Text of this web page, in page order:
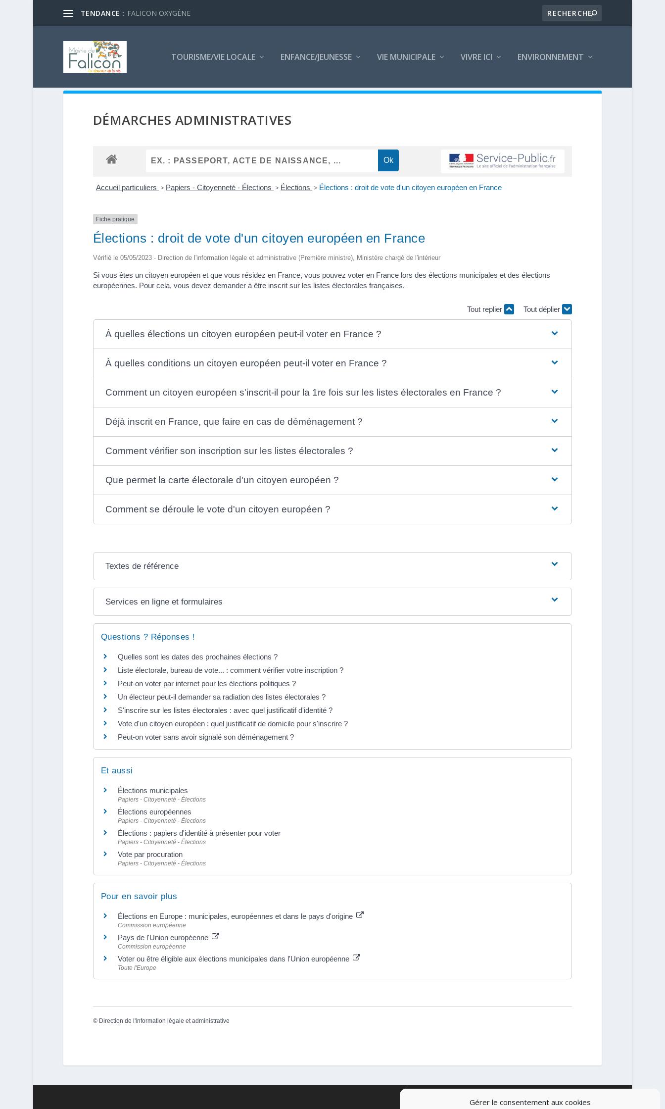
Gérer le consentement aux cookies
TENDANCE : FALICON OXYGÈNE
TOURISME/VIE LOCALE ENFANCE/JEUNESSE VIE MUNICIPALE VIVRE ICI ENVIRONNEMENT
DÉMARCHES ADMINISTRATIVES
Accueil particuliers > Papiers - Citoyenneté - Élections > Élections > Élections : droit de vote d'un citoyen européen en France
Fiche pratique
Élections : droit de vote d'un citoyen européen en France
Vérifié le 05/05/2023 - Direction de l'information légale et administrative (Première ministre), Ministère chargé de l'intérieur
Si vous êtes un citoyen européen et que vous résidez en France, vous pouvez voter en France lors des élections municipales et des élections
européennes. Pour cela, vous devez demander à être inscrit sur les listes électorales françaises.
Tout replier Tout déplier
À quelles élections un citoyen européen peut-il voter en France ?
À quelles conditions un citoyen européen peut-il voter en France ?
Comment un citoyen européen s'inscrit-il pour la 1re fois sur les listes électorales en France ?
Déjà inscrit en France, que faire en cas de déménagement ?
Comment vérifier son inscription sur les listes électorales ?
Que permet la carte électorale d'un citoyen européen ?
Comment se déroule le vote d'un citoyen européen ?
Textes de référence
Services en ligne et formulaires
Questions ? Réponses !
Quelles sont les dates des prochaines élections ?
Liste électorale, bureau de vote... : comment vérifier votre inscription ?
Peut-on voter par internet pour les élections politiques ?
Un électeur peut-il demander sa radiation des listes électorales ?
S'inscrire sur les listes électorales : avec quel justificatif d'identité ?
Vote d'un citoyen européen : quel justificatif de domicile pour s'inscrire ?
Peut-on voter sans avoir signalé son déménagement ?
Et aussi
Élections municipales
Papiers - Citoyenneté - Élections
Élections européennes
Papiers - Citoyenneté - Élections
Élections : papiers d'identité à présenter pour voter
Papiers - Citoyenneté - Élections
Vote par procuration
Papiers - Citoyenneté - Élections
Pour en savoir plus
Élections en Europe : municipales, européennes et dans le pays d'origine
Commission européenne
Pays de l'Union européenne
Commission européenne
Voter ou être éligible aux élections municipales dans l'Union européenne
Toute l'Europe
© Direction de l'information légale et administrative